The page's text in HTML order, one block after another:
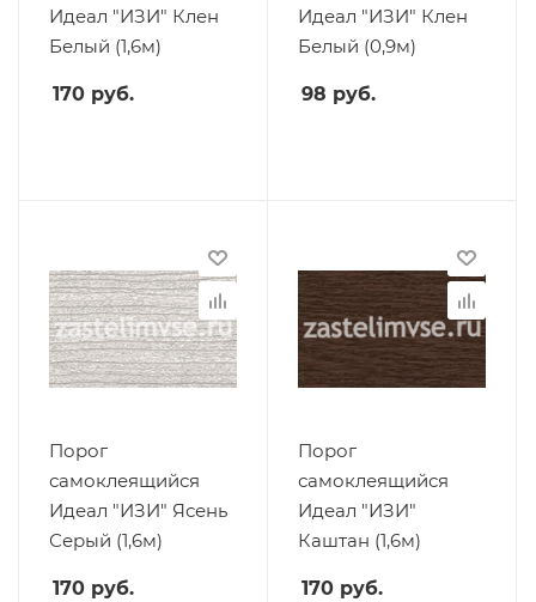
Идеал "ИЗИ" Клен
Белый (1,6м)
170 руб.
Идеал "ИЗИ" Клен
Белый (0,9м)
98 руб.
Порог
самоклеящийся
Идеал "ИЗИ" Ясень
Серый (1,6м)
170 руб.
Порог
самоклеящийся
Идеал "ИЗИ"
Каштан (1,6м)
170 руб.